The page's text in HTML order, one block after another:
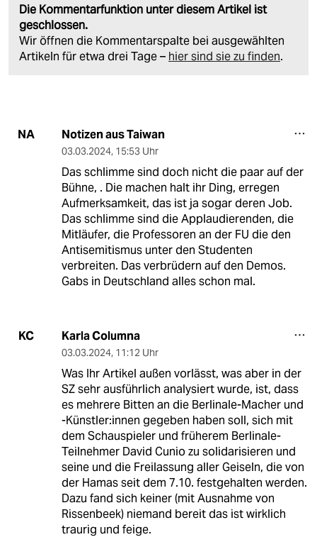
Die Kommentarfunktion unter diesem Artikel ist
geschlossen.
Wir öffnen die Kommentarspalte bei ausgewählten
Artikeln für etwa drei Tage – hier sind sie zu finden.
NA Notizen aus Taiwan
03.03.2024, 15:53 Uhr
Das schlimme sind doch nicht die paar auf der
Bühne, . Die machen halt ihr Ding, erregen
Aufmerksamkeit, das ist ja sogar deren Job.
Das schlimme sind die Applaudierenden, die
Mitläufer, die Professoren an der FU die den
Antisemitismus unter den Studenten
verbreiten. Das verbrüdern auf den Demos.
Gabs in Deutschland alles schon mal.
KC Karla Columna
03.03.2024, 11:12 Uhr
Was Ihr Artikel außen vorlässt, was aber in der
SZ sehr ausführlich analysiert wurde, ist, dass
es mehrere Bitten an die Berlinale-Macher und
-Künstler:innen gegeben haben soll, sich mit
dem Schauspieler und früherem Berlinale-
Teilnehmer David Cunio zu solidarisieren und
seine und die Freilassung aller Geiseln, die von
der Hamas seit dem 7.10. festgehalten werden.
Dazu fand sich keiner (mit Ausnahme von
Rissenbeek) niemand bereit das ist wirklich
traurig und feige.